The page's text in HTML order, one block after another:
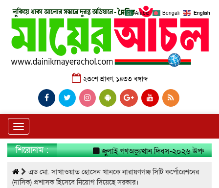
২৩শে শ্রাবণ, ১৪৩৩ বঙ্গাব্দ
Toggle
navigation
শিরোনাম : জুলাই গণঅভ্যুত্থান দিবস-২০২৬ উপলক্ষে
এড মো. সাখাওয়াত হোসেন খানকে নারায়ণগঞ্জ সিটি কর্পোরেশনের
(নাসিক) প্রশাসক হিসেবে নিয়োগ দিয়েছে সরকার।
Arabic Bengali English